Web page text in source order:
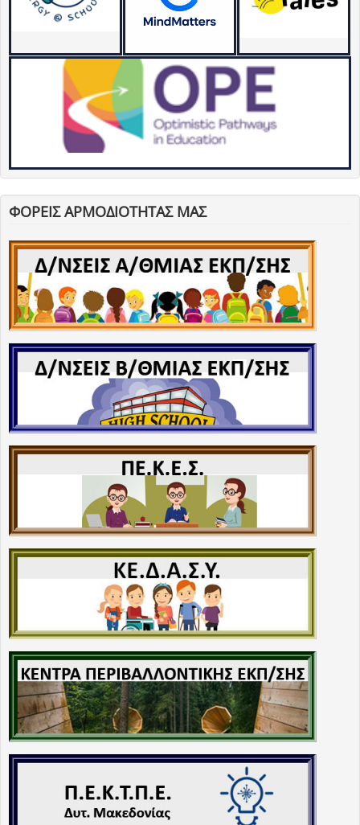
ΦΟΡΕΙΣ ΑΡΜΟΔΙΟΤΗΤΑΣ ΜΑΣ